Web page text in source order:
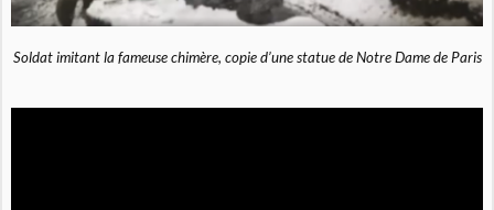
Soldat imitant la fameuse chimère, copie d’une statue de Notre Dame de Paris